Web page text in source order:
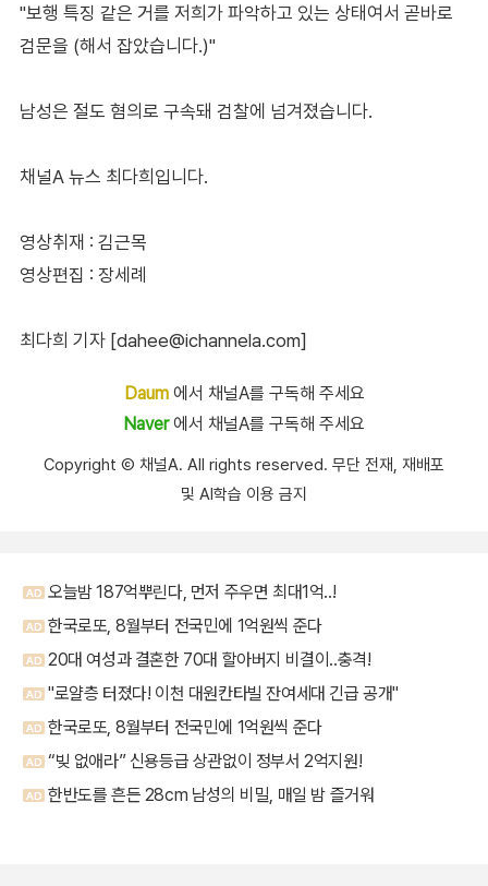
"보행 특징 같은 거를 저희가 파악하고 있는 상태여서 곧바로
검문을 (해서 잡았습니다.)"
남성은 절도 혐의로 구속돼 검찰에 넘겨졌습니다.
채널A 뉴스 최다희입니다.
영상취재 : 김근목
영상편집 : 장세례
최다희 기자 [dahee@ichannela.com]
Daum에서 채널A를 구독해 주세요
Naver에서 채널A를 구독해 주세요
Copyright Ⓒ 채널A. All rights reserved. 무단 전재, 재배포
및 AI학습 이용 금지